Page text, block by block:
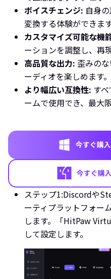
ボイスチェンジ: 自身
変換する体験ができます
カスタマイズ可能な機
ーションを調整し、再
高品質な出力: 歪みの
ーディオを楽しめます。
より幅広い互換性: す
ームで使用でき、最大
ステップ1:Discordや
ーティプラットフォー
します。「HitPaw
して設定します。